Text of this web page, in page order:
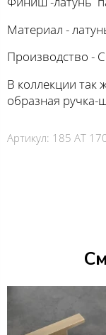
Материал -
Производство -
В коллекции так
образная
Артикул: 185 AT